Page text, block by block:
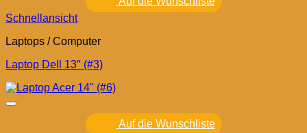
Schnellansicht
Laptops / Computer
Laptop Dell 13″ (#3)
Auf die Wunschliste